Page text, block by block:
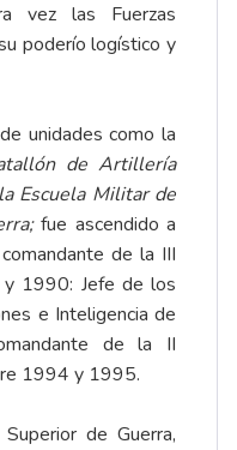
vez las Fuerzas
poderío logístico y
unidades como la
de Artillería
Escuela Militar de
fue ascendido a
de la III
1990: Jefe de los
e Inteligencia de
de la II
1994 y 1995.
de Guerra,